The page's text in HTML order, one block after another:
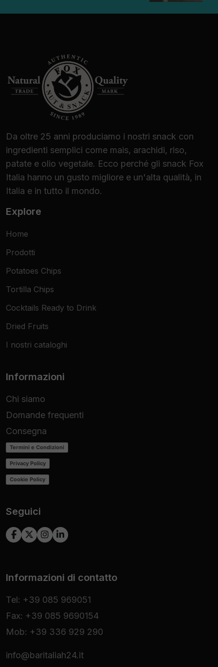
Da oltre 25 anni produciamo i nostri snack con
ingredienti semplici come mais, arachidi, riso,
patate e olio vegetale. Ecco perché gli snack Fox
Italia hanno un gusto migliore e un'alta qualità, in
Italia e in tutto il mondo.
Explore
Home
Prodotti
Potatoes Chips
Tortilla Chips
Cocktails Ready to Drink
Dried Fruits
I nostri cataloghi
Informazioni
Chi siamo
Domande frequenti
Consegna
Termini e Condizioni
Privacy Policy
Cookie Policy
Seguici
Informazioni di contatto
Tel: +39 085 969051
Fax: +39 085 9690154
Mob: +39 336 929 290
info@baritaliah24.it